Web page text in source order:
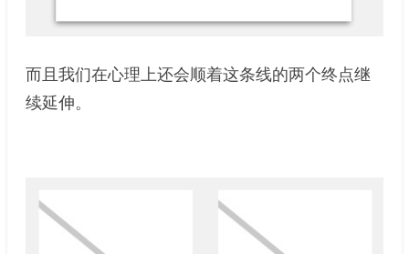
而且我们在心理上还会顺着这条线的两个终点继
续延伸。